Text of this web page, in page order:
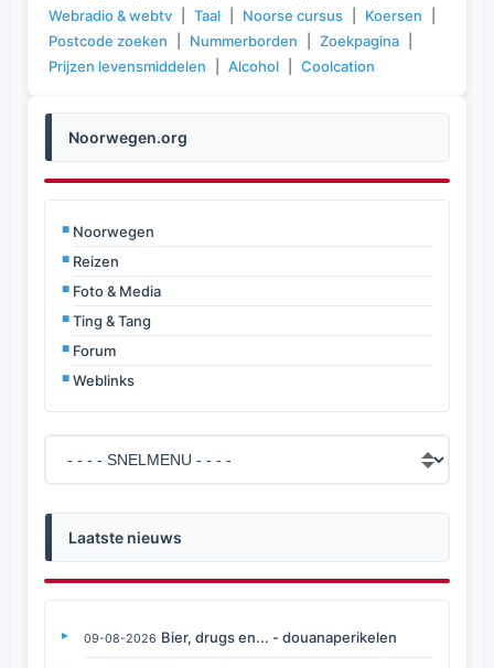
Noorwegen.org
Noorwegen
Reizen
Foto & Media
Ting & Tang
Forum
Weblinks
Laatste nieuws
09-08-2026 Bier, drugs en... - douanaperikelen
Webradio & webtv
Taal Noorse cursus Koersen
Postcode zoeken
Nummerborden Zoekpagina
Prijzen levensmiddelen
Alcohol Coolcation